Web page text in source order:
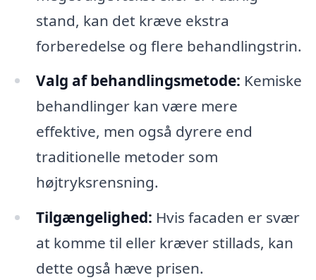
stand, kan det kræve ekstra
forberedelse og flere behandlingstrin.
Valg af behandlingsmetode: Kemiske
behandlinger kan være mere
effektive, men også dyrere end
traditionelle metoder som
højtryksrensning.
Tilgængelighed: Hvis facaden er svær
at komme til eller kræver stillads, kan
dette også hæve prisen.